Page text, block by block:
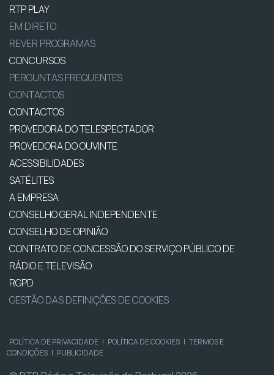
RTP PLAY
EM DIRETO
REVER PROGRAMAS
CONCURSOS
PERGUNTAS FREQUENTES
CONTACTOS
CONTACTOS
PROVEDORA DO TELESPECTADOR
PROVEDORA DO OUVINTE
ACESSIBILIDADES
SATÉLITES
A EMPRESA
CONSELHO GERAL INDEPENDENTE
CONSELHO DE OPINIÃO
CONTRATO DE CONCESSÃO DO SERVIÇO PÚBLICO DE
RÁDIO E TELEVISÃO
RGPD
GESTÃO DAS DEFINIÇÕES DE COOKIES
POLÍTICA DE PRIVACIDADE | POLÍTICA DE COOKIES | TERMOS E
CONDIÇÕES | PUBLICIDADE